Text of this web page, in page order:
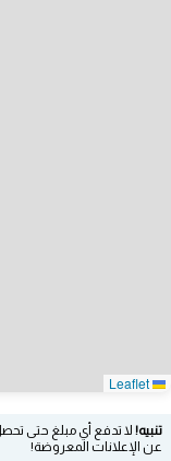
تنبيه! لا تدفع أي مبلغ حتى
عن الإعلانات المعروضة!